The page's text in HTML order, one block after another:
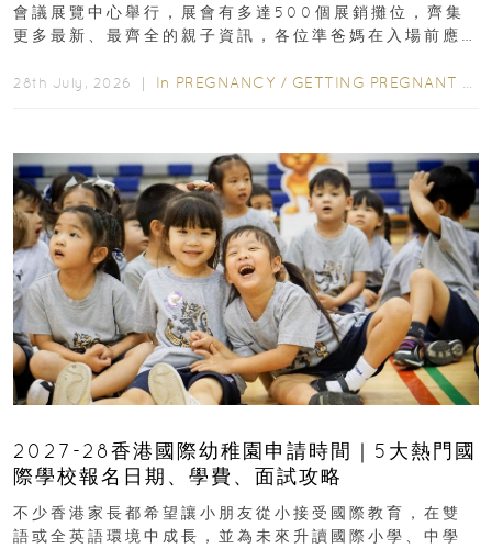
會議展覽中心舉行，展會有多達500個展銷攤位，齊集
更多最新、最齊全的親子資訊，各位準爸媽在入場前應
28th July, 2026 ｜ In PREGNANCY / GETTING PREGNANT
2027-28香港國際幼稚園申請時間｜5大熱門國
際學校報名日期、學費、面試攻略
不少香港家長都希望讓小朋友從小接受國際教育，在雙
語或全英語環境中成長，並為未來升讀國際小學、中學